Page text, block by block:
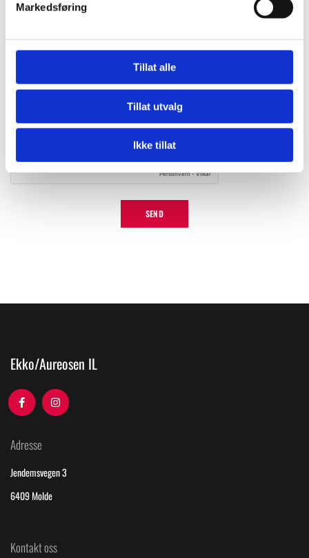
Markedsføring
Tillat alle
Tillat utvalg
Ikke tillat
Ekko/Aureosen IL
Adresse
Jendemsvegen 3
6409 Molde
Kontakt oss